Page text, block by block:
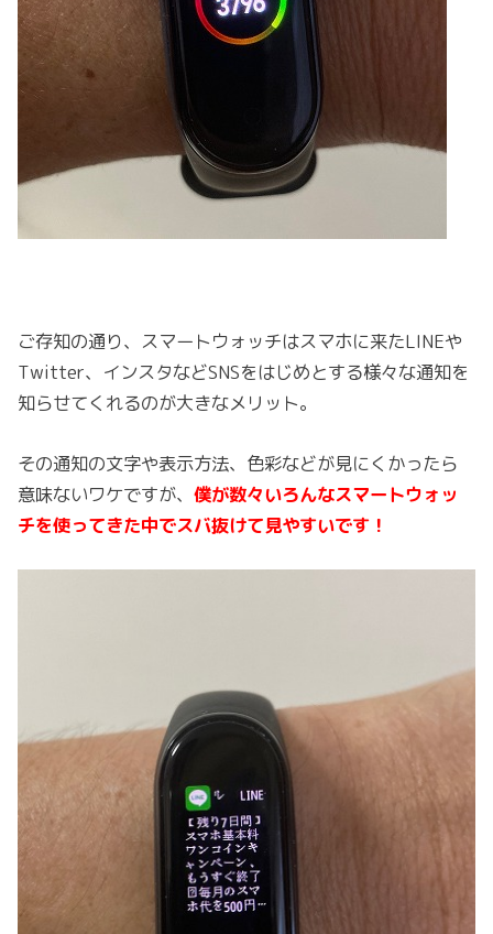
ご存知の通り、スマートウォッチはスマホに来たLINEや
Twitter、インスタなどSNSをはじめとする様々な通知を
知らせてくれるのが大きなメリット。
その通知の文字や表示方法、色彩などが見にくかったら
意味ないワケですが、僕が数々いろんなスマートウォッ
チを使ってきた中でスバ抜けて見やすいです！